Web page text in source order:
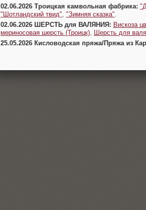
02.06.2026 Троицкая камвольная фабрика:
"Шотландский твид" "Зимняя сказка"
02.06.2026 ШЕРСТЬ для ВАЛЯНИЯ: Вискоза
мериносовая шерсть (Троицк)
Шерсть для
25.05.2026 Кисловодская пряжа/Пряжа из